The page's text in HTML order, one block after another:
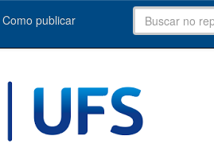
Como publicar